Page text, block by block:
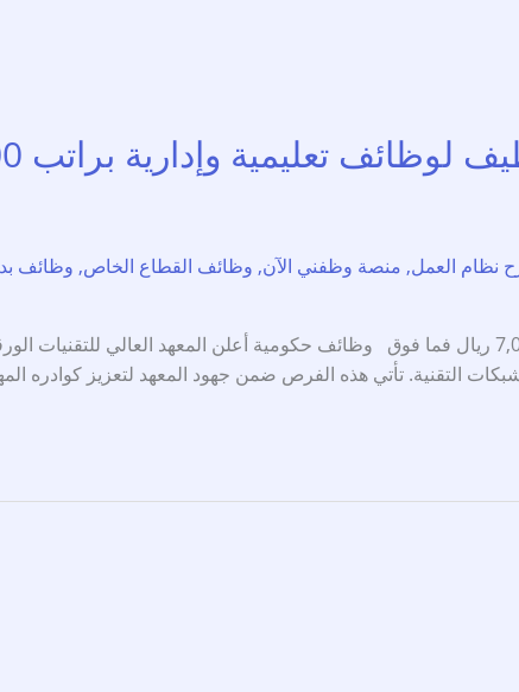
وإدارية براتب 7,000 ريال فما فوق
نظام العمل, منصة وظفني الآن, وظائف القطاع الخاص, وظائف
المعهد العالي للتقنيات الورقية يفتح باب التوظيف لوظائف تعليمية وإدارية براتب 7,000 ريال فما فوق
التقنية. تأتي هذه الفرص ضمن جهود المعهد لتعزيز كوادره